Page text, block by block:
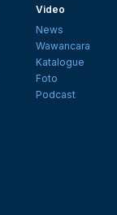
Video
News
Wawancara
Katalogue
Foto
Podcast